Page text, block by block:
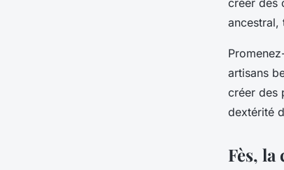
créer des
ancestral,
artisans
créer des
dextérité
Fès,